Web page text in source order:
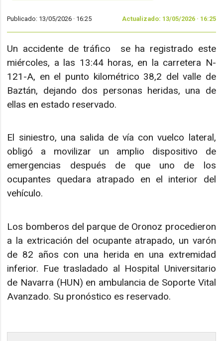
Publicado: 13/05/2026 · 16:25 Actualizado: 13/05/2026 · 16:25
Un accidente de tráfico se ha registrado este
miércoles, a las 13:44 horas, en la carretera N-
121-A, en el punto kilométrico 38,2 del valle de
Baztán, dejando dos personas heridas, una de
ellas en estado reservado.
El siniestro, una salida de vía con vuelco lateral,
obligó a movilizar un amplio dispositivo de
emergencias después de que uno de los
ocupantes quedara atrapado en el interior del
vehículo.
Los bomberos del parque de Oronoz procedieron
a la extricación del ocupante atrapado, un varón
de 82 años con una herida en una extremidad
inferior. Fue trasladado al Hospital Universitario
de Navarra (HUN) en ambulancia de Soporte Vital
Avanzado. Su pronóstico es reservado.